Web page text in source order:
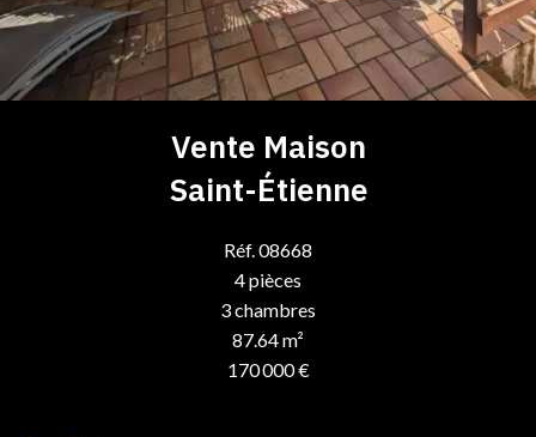
Vente Maison
Saint-Étienne
Réf. 08668
4 pièces
3 chambres
87.64 m²
170 000 €